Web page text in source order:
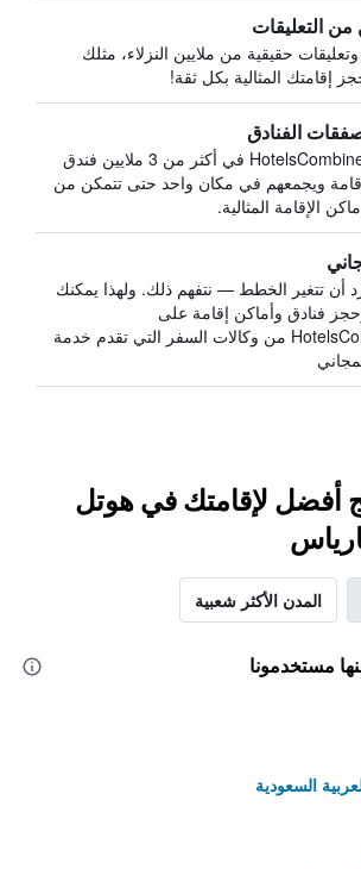
من التعليقات
حقيقية من ملايين النزلاء، مثلك
إقامتك المثالية بكل ثقة!
الفنادق
يبحث HotelsCombined في أكثر من 3 ملايين فندق
ويجمعهم في مكان واحد حتى تتمكن من
الإقامة المثالية.
أن تتغير الخطط — نتفهم ذلك. ولهذا يمكنك
فنادق وأماكن إقامة على
HotelsCombined من وكالات السفر التي تقدم خدمة
أفضل لإقامتك في هوتل
المدن الأكثر شعبية
مستخدمونا
السعودية